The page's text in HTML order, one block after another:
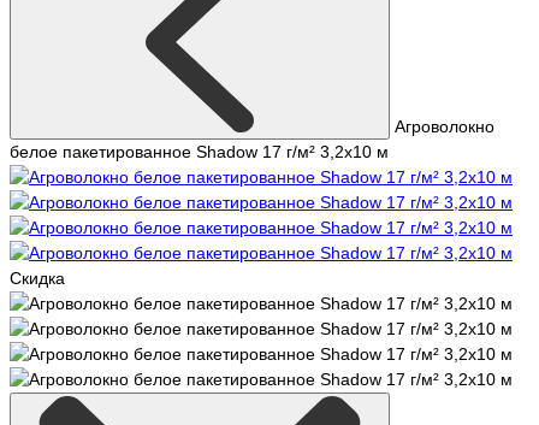
Агроволокно
белое пакетированное Shadow 17 г/м² 3,2x10 м
Скидка